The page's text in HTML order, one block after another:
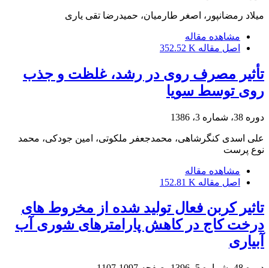
میلاد رمضانپور، اصغر طارمیان، حمیدرضا تقی یاری
مشاهده مقاله
اصل مقاله 352.52 K
تأثیر مصرف روی در رشد، غلظت و جذب
روی توسط سویا
دوره 38، شماره 3، 1386
علی اسدی کنگرشاهی، محمدجعفر ملکوتی، امین جودکی، محمد
نوع پرست
مشاهده مقاله
اصل مقاله 152.81 K
تاثیر کربن فعال تولید شده از مخروط های
درخت کاج در کاهش پارامترهای شوری آب
آبیاری